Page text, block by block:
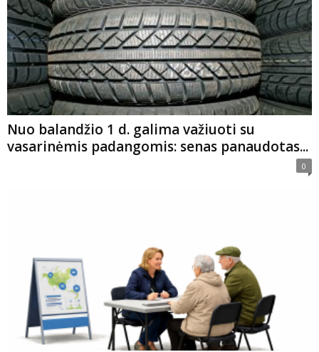
Nuo balandžio 1 d. galima važiuoti su
vasarinėmis padangomis: senas panaudotas...
0